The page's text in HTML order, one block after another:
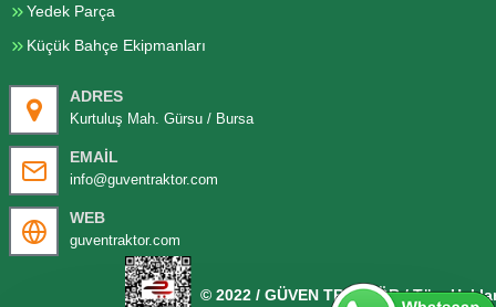
Yedek Parça
Küçük Bahçe Ekipmanları
ADRES
Kurtuluş Mah. Gürsu / Bursa
EMAIL
info@guventraktor.com
WEB
guventraktor.com
© 2022 / GÜVEN TRAKTÖR / Tüm